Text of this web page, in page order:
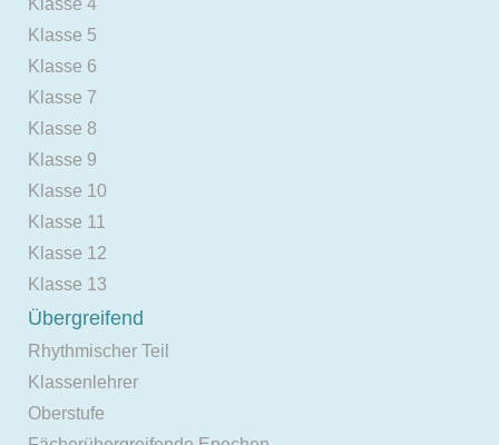
Klasse 5
Klasse 6
Klasse 7
Klasse 8
Klasse 9
Klasse 10
Klasse 11
Klasse 12
Klasse 13
Übergreifend
Rhythmischer Teil
Klassenlehrer
Oberstufe